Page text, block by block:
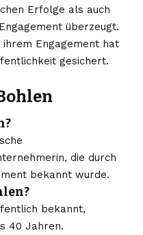
Erfolge als auch
überzeugt.
Engagement hat
gesichert.
die durch
bekannt wurde.
bekannt,
40 Jahren.